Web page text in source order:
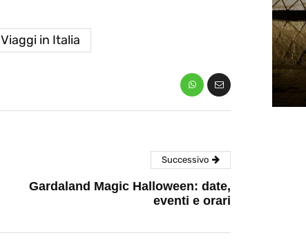
Viaggi in ItaliaEventi di aprile 2026 a
Rimini e dintorni
Successivo
Gardaland Magic Halloween: date,
eventi e orari